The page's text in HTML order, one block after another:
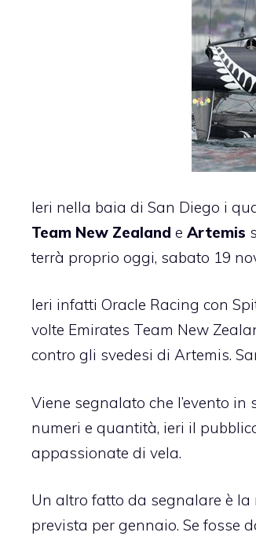
Ieri nella baia di San Diego i
Team New Zealand e Artemis
terrà proprio oggi, sabato 19
Ieri infatti Oracle Racing con
volte Emirates Team New
contro gli svedesi di Artemis.
Viene segnalato che l’evento
numeri e quantità, ieri il
appassionate di vela.
Un altro fatto da segnalare è
prevista per gennaio. Se fosse